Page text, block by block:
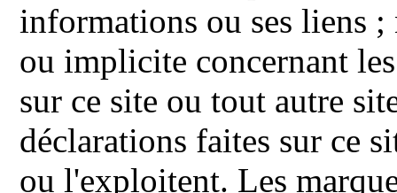
informations ou ses liens ;
ou implicite concernant
sur ce site ou tout autre
déclarations faites sur ce
ou l'exploitent. Les